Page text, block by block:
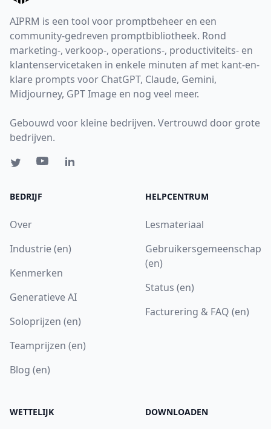
AIPRM is een tool voor promptbeheer en een
community-gedreven promptbibliotheek. Rond
marketing-, verkoop-, operations-, productiviteits- en
klantenservicetaken in enkele minuten af met kant-en-
klare prompts voor ChatGPT, Claude, Gemini,
Midjourney, GPT Image en nog veel meer.
Gebouwd voor kleine bedrijven. Vertrouwd door grote
bedrijven.
BEDRIJF
Over
Industrie (en)
Kenmerken
Generatieve AI
Soloprijzen (en)
Teamprijzen (en)
Blog (en)
HELPCENTRUM
Lesmateriaal
Gebruikersgemeenschap
(en)
Status (en)
Facturering & FAQ (en)
WETTELIJK DOWNLOADEN